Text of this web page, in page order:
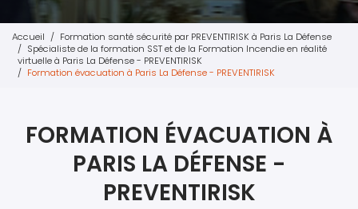
Accueil
Formation santé sécurité par PREVENTIRISK à Paris La Défense
Spécialiste de la formation SST et de la Formation Incendie en réalité
virtuelle à Paris La Défense - PREVENTIRISK
Formation évacuation à Paris La Défense - PREVENTIRISK
FORMATION ÉVACUATION À
PARIS LA DÉFENSE -
PREVENTIRISK